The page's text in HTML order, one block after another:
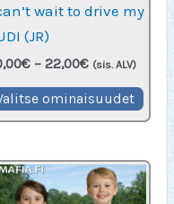
wait to drive my
(JR)
€ – 22,00€Hintaluokka:
-
22,00€
(sis. ALV)
ominaisuudet